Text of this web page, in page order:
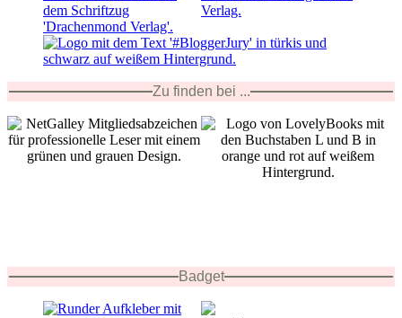
Zu finden bei ...
Badget